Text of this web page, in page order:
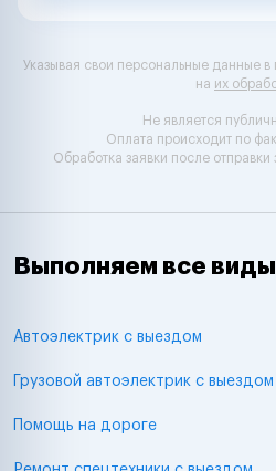
Указывая свои персональные данные в
на их
Не является
Оплата происходит по
Обработка заявки после отправки
Выполняем все
Автоэлектрик с выездом
Грузовой автоэлектрик с выездом
Помощь на дороге